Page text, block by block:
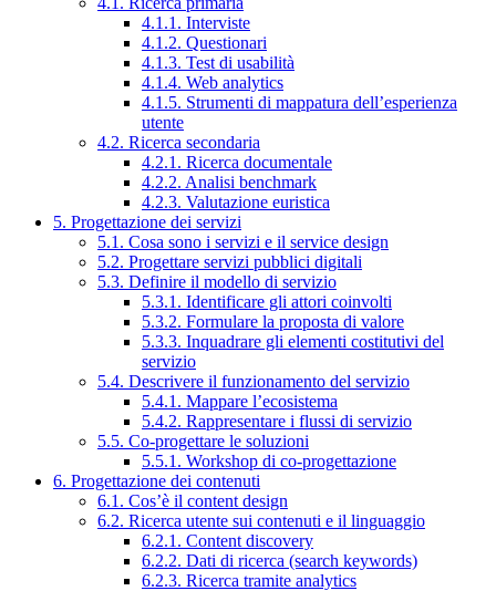
4.1.1. Interviste
4.1.2. Questionari
4.1.3. Test di usabilità
4.1.4. Web analytics
4.1.5. Strumenti di mappatura dell’esperienza
utente
4.2. Ricerca secondaria
4.2.1. Ricerca documentale
4.2.2. Analisi benchmark
4.2.3. Valutazione euristica
5. Progettazione dei servizi
5.1. Cosa sono i servizi e il service design
5.2. Progettare servizi pubblici digitali
5.3. Definire il modello di servizio
5.3.1. Identificare gli attori coinvolti
5.3.2. Formulare la proposta di valore
5.3.3. Inquadrare gli elementi costitutivi del
servizio
5.4. Descrivere il funzionamento del servizio
5.4.1. Mappare l’ecosistema
5.4.2. Rappresentare i flussi di servizio
5.5. Co-progettare le soluzioni
5.5.1. Workshop di co-progettazione
6. Progettazione dei contenuti
6.1. Cos’è il content design
6.2. Ricerca utente sui contenuti e il linguaggio
6.2.1. Content discovery
6.2.2. Dati di ricerca (search keywords)
6.2.3. Ricerca tramite analytics